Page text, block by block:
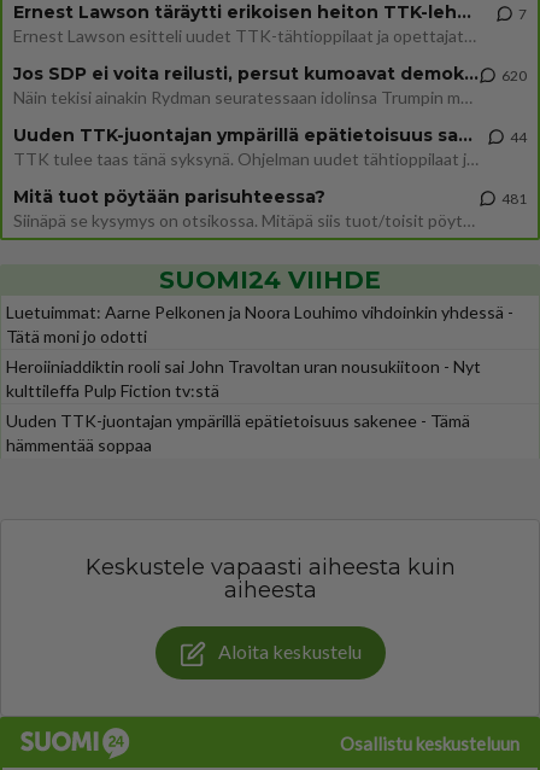
Ernest Lawson täräytti erikoisen heiton TTK-lehdistötilaisuudessa: " Onko tässä tarkoituksena...?"
Ernest Lawson esitteli uudet TTK-tähtioppilaat ja opettajat torstaina 6.8. lehdistölle. Tulevalla kaudella on yksi hausk
7
Jos SDP ei voita reilusti, persut kumoavat demokratian Suomesta
Näin tekisi ainakin Rydman seuratessaan idolinsa Trumpin mallia https://www.is.fi/politiikka/art-2000012187244.html
620
Uuden TTK-juontajan ympärillä epätietoisuus sakenee - Nyt MTV hämmentää soppaa
TTK tulee taas tänä syksynä. Ohjelman uudet tähtioppilaat julkistetaan torstaina 6. elokuuta klo 14 alkavassa lehdistö
44
Mitä tuot pöytään parisuhteessa?
Siinäpä se kysymys on otsikossa. Mitäpä siis tuot/toisit pöytään parisuhteessa? Oletko mies vai nainen? Koetko sen mitä
481
SUOMI24 VIIHDE
Luetuimmat: Aarne Pelkonen ja Noora Louhimo vihdoinkin yhdessä -
Tätä moni jo odotti
Heroiiniaddiktin rooli sai John Travoltan uran nousukiitoon - Nyt
kulttileffa Pulp Fiction tv:stä
Uuden TTK-juontajan ympärillä epätietoisuus sakenee - Tämä
hämmentää soppaa
Keskustele vapaasti aiheesta kuin
aiheesta
Aloita keskustelu
Osallistu keskusteluun